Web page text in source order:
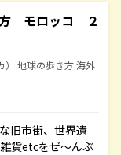
モロッコ ２
） 地球の歩き方 海外
旧市街、世界遺
貨etcをぜ～んぶ